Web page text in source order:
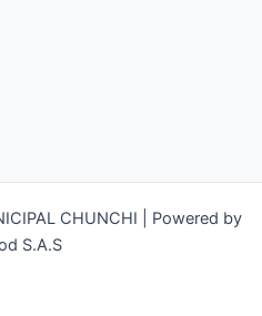
CHUNCHI | Powered by
S.A.S